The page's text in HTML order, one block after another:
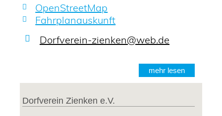
OpenStreetMap
Fahrplanauskunft
Dorfverein-zienken@web.de
mehr lesen
Dorfverein Zienken e.V.